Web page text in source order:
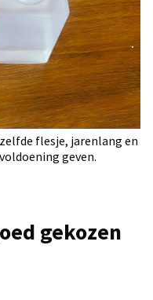
flesje, jarenlang en
geven.
gekozen